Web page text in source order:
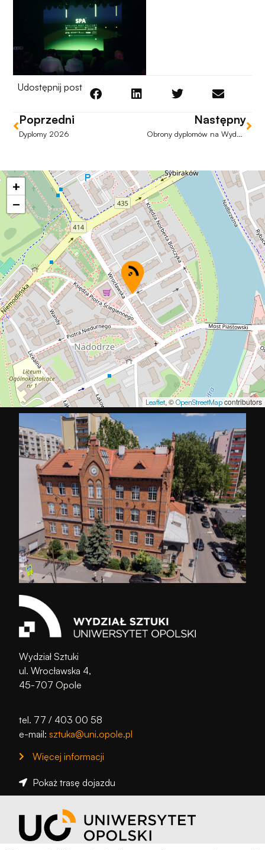
Udostępnij post
Poprzedni
Dyplomy 2026
Następny
Obrony dyplomów na Wydziale Sztuki UO
+
−
Leaflet, © OpenStreetMap contributors
Wydział Sztuki
ul. Wrocławska 4,
45-707 Opole
tel. 77 / 403 00 58
e-mail: sztuka@uni.opole.pl
Więcej informacji
Pokaż trasę dojazdu